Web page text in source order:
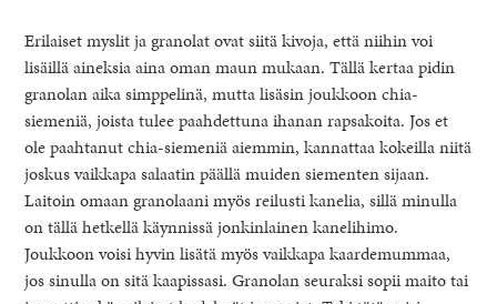
Erilaiset myslit ja granolat ovat siitä kivoja, että niihin voi
lisäillä aineksia aina oman maun mukaan. Tällä kertaa pidin
granolan aika simppelinä, mutta lisäsin joukkoon chia-
siemeniä, joista tulee paahdettuna ihanan rapsakoita. Jos et
ole paahtanut chia-siemeniä aiemmin, kannattaa kokeilla niitä
joskus vaikkapa salaatin päällä muiden siementen sijaan.
Laitoin omaan granolaani myös reilusti kanelia, sillä minulla
on tällä hetkellä käynnissä jonkinlainen kanelihimo.
Joukkoon voisi hyvin lisätä myös vaikkapa kaardemummaa,
jos sinulla on sitä kaapissasi. Granolan seuraksi sopii maito tai